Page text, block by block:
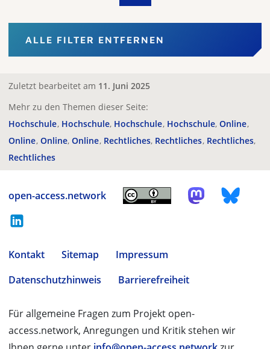
ALLE FILTER ENTFERNEN
Zuletzt bearbeitet am 11. Juni 2025
Mehr zu den Themen dieser Seite:
Hochschule Hochschule Hochschule Hochschule Online
Online Online Online Rechtliches Rechtliches Rechtliches
Rechtliches
open-access.network
Kontakt Sitemap
Impressum
Datenschutzhinweis
Barrierefreiheit
Für allgemeine Fragen zum Projekt open-
access.network, Anregungen und Kritik stehen wir